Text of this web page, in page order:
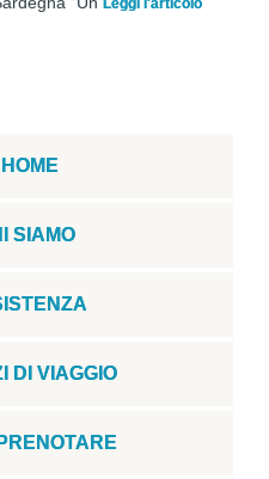
Leggi l'articolo
HOME
SIAMO
DI VIAGGIO